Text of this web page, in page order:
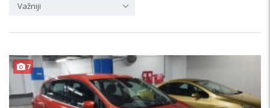
Važniji
7